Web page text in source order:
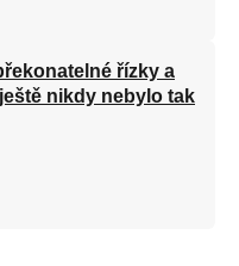
řízky a
nikdy nebylo tak